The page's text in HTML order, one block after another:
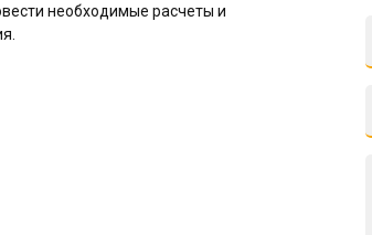
необходимые расчеты и